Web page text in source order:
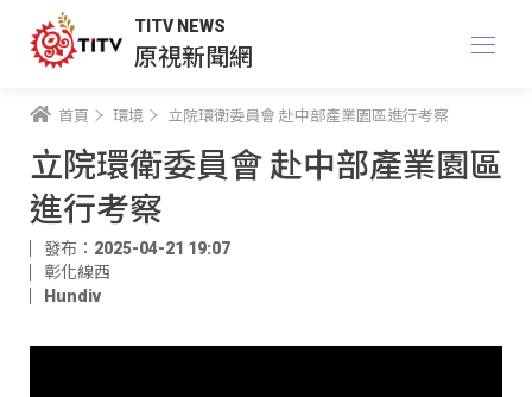
TITV NEWS
原視新聞網
首頁 環境 立院環衛委員會 赴中部產業園區進行考察
立院環衛委員會 赴中部產業園區
進行考察
發布：2025-04-21 19:07
彰化線西
Hundiv